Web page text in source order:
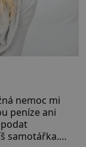
nemoc mi
peníze ani
samotářka.